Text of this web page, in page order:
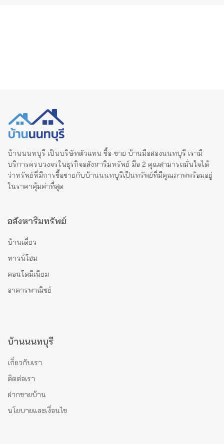
บ้านนนทบุรี เป็นบริษัทตัวแทน ซื้อ-ขาย บ้านมือสองนนทบุรี เรามี
บริการครบวงจรในธุรกิจอสังหาริมทรัพย์ มือ 2 คุณสามารถมั่นใจได้
ว่าทรัพย์ที่มีการซื้อขายกับบ้านนนทบุรีเป็นทรัพย์ที่มีคุณภาพพร้อมอยู่
ในราคาคุ้มค่าที่สุด
อสังหาริมทรัพย์
บ้านเดี่ยว
ทาวน์โฮม
คอนโดมีเนียม
อาคารพาณิชย์
บ้านนนทบุรี
เกี่ยวกับเรา
ติดต่อเรา
ฝากขายบ้าน
นโยบายและเงื่อนไข